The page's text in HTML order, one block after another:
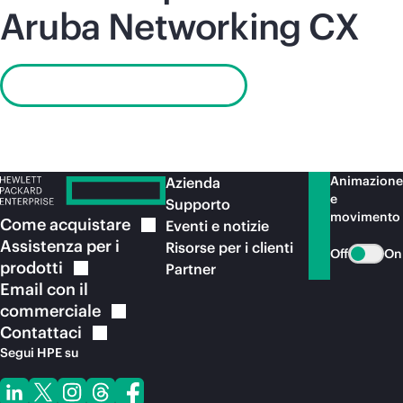
Aruba Networking CX
Comeacquistare
Assistenza per i
prodotti
Email con il
commerciale
Contattaci
Segui HPE su
Azienda
Supporto
Eventi e notizie
Risorse per i clienti
Partner
Animazione
e
movimento
Off On